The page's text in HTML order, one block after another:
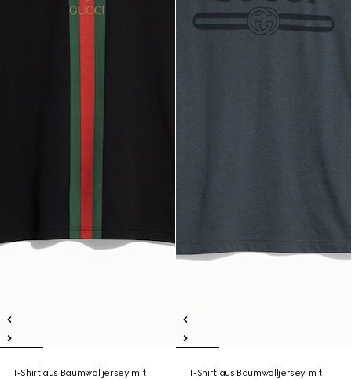
T-Shirt aus Baumwolljersey mit
T-Shirt aus Baumwolljersey mit